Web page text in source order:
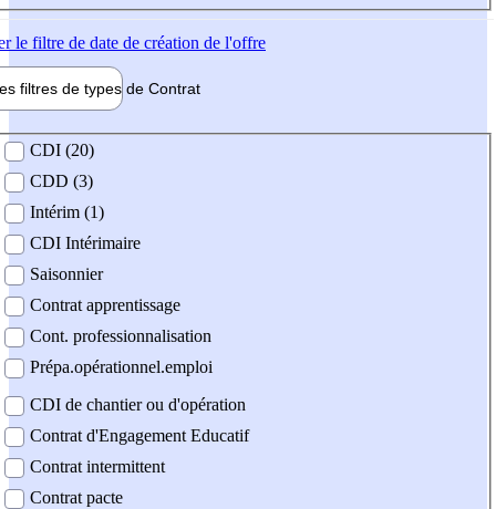
le filtre de date de création de l'offre
filtres de types de Contrat
contrat
CDI (20)
CDD (3)
Intérim (1)
CDI Intérimaire
Saisonnier
Contrat apprentissage
Cont. professionnalisation
Prépa.opérationnel.emploi
CDI de chantier ou d'opération
Contrat d'Engagement Educatif
Contrat intermittent
Contrat pacte